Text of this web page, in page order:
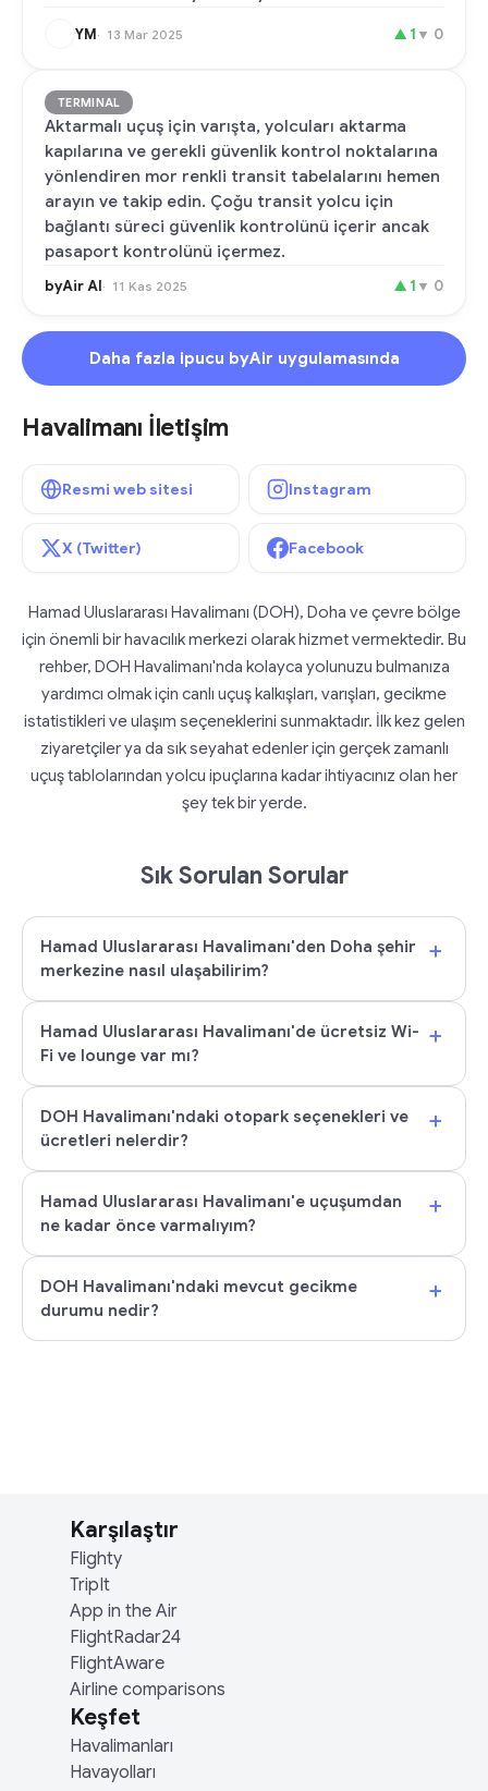
YM 13 Mar 2025 ▲ 1 ▼ 0
TERMINAL
Aktarmalı uçuş için varışta, yolcuları aktarma
kapılarına ve gerekli güvenlik kontrol noktalarına
yönlendiren mor renkli transit tabelalarını hemen
arayın ve takip edin. Çoğu transit yolcu için
bağlantı süreci güvenlik kontrolünü içerir ancak
pasaport kontrolünü içermez.
byAir AI 11 Kas 2025 ▲ 1 ▼ 0
Daha fazla ipucu byAir uygulamasında
Havalimanı İletişim
Resmi web sitesi Instagram
X (Twitter) Facebook
Hamad Uluslararası Havalimanı (DOH), Doha ve çevre bölge
için önemli bir havacılık merkezi olarak hizmet vermektedir. Bu
rehber, DOH Havalimanı'nda kolayca yolunuzu bulmanıza
yardımcı olmak için canlı uçuş kalkışları, varışları, gecikme
istatistikleri ve ulaşım seçeneklerini sunmaktadır. İlk kez gelen
ziyaretçiler ya da sık seyahat edenler için gerçek zamanlı
uçuş tablolarından yolcu ipuçlarına kadar ihtiyacınız olan her
şey tek bir yerde.
Sık Sorulan Sorular
Hamad Uluslararası Havalimanı'den Doha şehir
merkezine nasıl ulaşabilirim?
+
Hamad Uluslararası Havalimanı'de ücretsiz Wi-
Fi ve lounge var mı?
+
DOH Havalimanı'ndaki otopark seçenekleri ve
ücretleri nelerdir?
+
Hamad Uluslararası Havalimanı'e uçuşumdan
ne kadar önce varmalıyım?
+
DOH Havalimanı'ndaki mevcut gecikme
durumu nedir?
+
Karşılaştır
Flighty
TripIt
App in the Air
FlightRadar24
FlightAware
Airline comparisons
Keşfet
Havalimanları
Havayolları